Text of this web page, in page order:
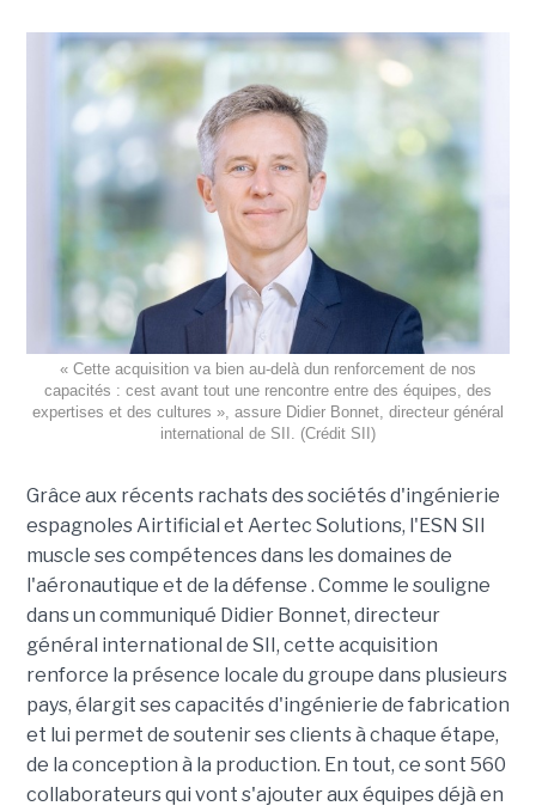
« Cette acquisition va bien au-delà dun renforcement de nos
capacités : cest avant tout une rencontre entre des équipes, des
expertises et des cultures », assure Didier Bonnet, directeur général
international de SII. (Crédit SII)
Grâce aux récents rachats des sociétés d'ingénierie
espagnoles Airtificial et Aertec Solutions, l'ESN SII
muscle ses compétences dans les domaines de
l'aéronautique et de la défense . Comme le souligne
dans un communiqué Didier Bonnet, directeur
général international de SII, cette acquisition
renforce la présence locale du groupe dans plusieurs
pays, élargit ses capacités d'ingénierie de fabrication
et lui permet de soutenir ses clients à chaque étape,
de la conception à la production. En tout, ce sont 560
collaborateurs qui vont s'ajouter aux équipes déjà en